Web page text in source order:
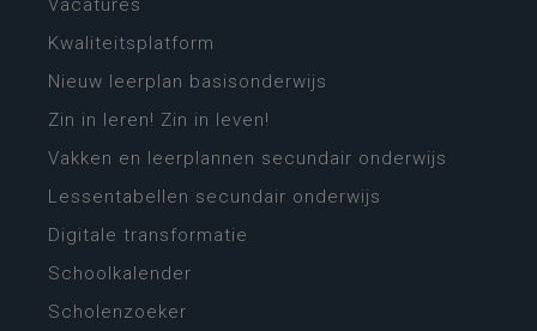
Vacatures
Kwaliteitsplatform
Nieuw leerplan basisonderwijs
Zin in leren! Zin in leven!
Vakken en leerplannen secundair onderwijs
Lessentabellen secundair onderwijs
Digitale transformatie
Schoolkalender
Scholenzoeker